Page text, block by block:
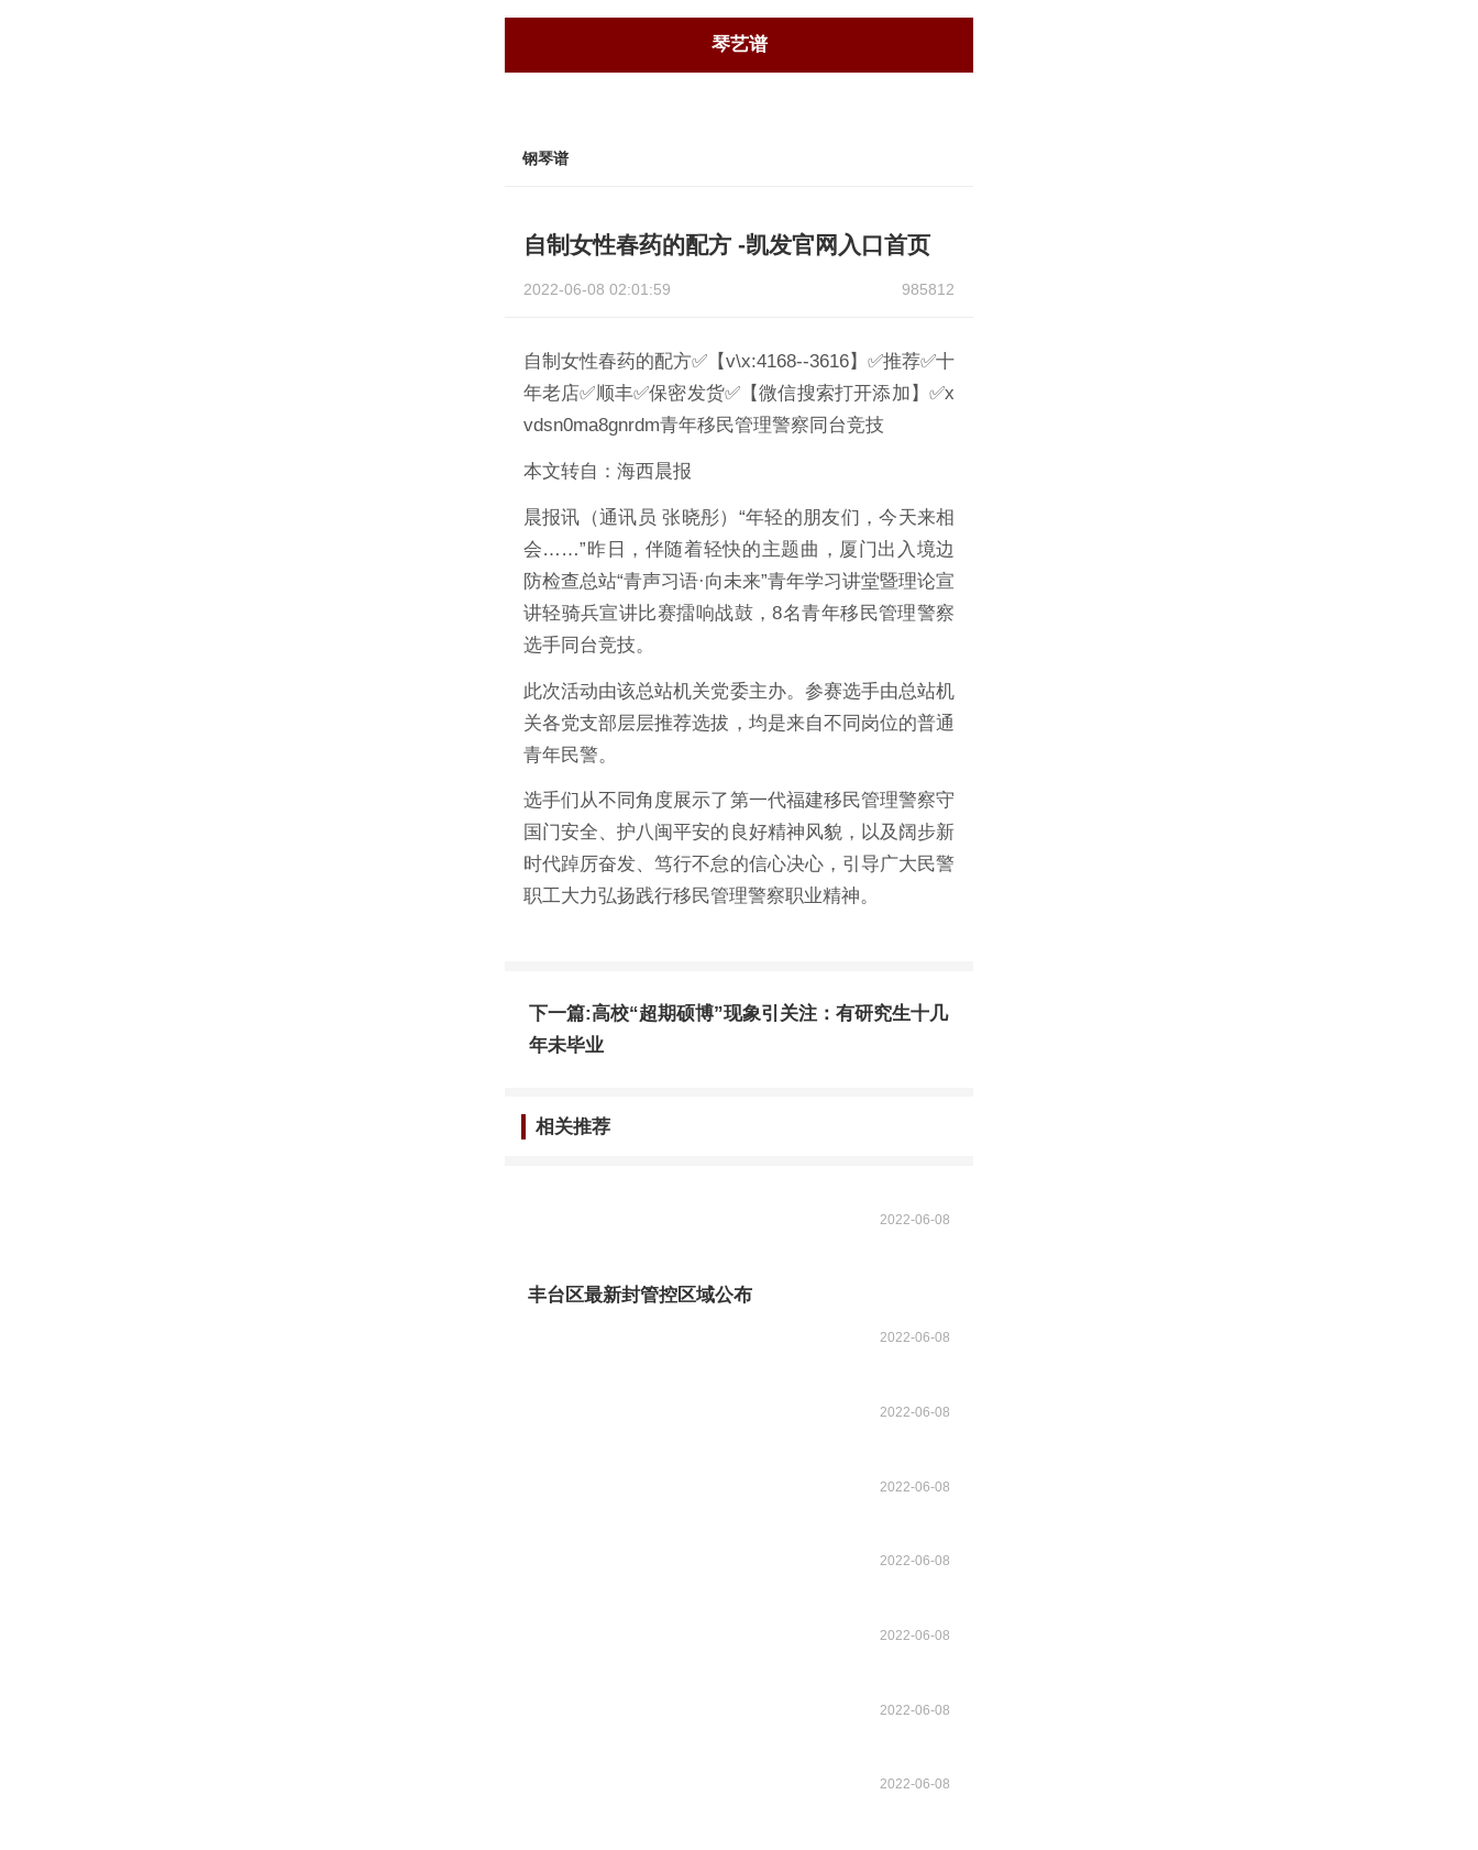
琴艺谱
钢琴谱
自制女性春药的配方 -凯发官网入口首页
2022-06-08 02:01:59 985812
自制女性春药的配方✅【v\x:4168--3616】✅推荐✅十
年老店✅顺丰✅保密发货✅【微信搜索打开添加】✅x
vdsn0ma8gnrdm青年移民管理警察同台竞技
本文转自：海西晨报
晨报讯（通讯员 张晓彤）“年轻的朋友们，今天来相
会……”昨日，伴随着轻快的主题曲，厦门出入境边
防检查总站“青声习语·向未来”青年学习讲堂暨理论宣
讲轻骑兵宣讲比赛擂响战鼓，8名青年移民管理警察
选手同台竞技。
此次活动由该总站机关党委主办。参赛选手由总站机
关各党支部层层推荐选拔，均是来自不同岗位的普通
青年民警。
选手们从不同角度展示了第一代福建移民管理警察守
国门安全、护八闽平安的良好精神风貌，以及阔步新
时代踔厉奋发、笃行不怠的信心决心，引导广大民警
职工大力弘扬践行移民管理警察职业精神。
下一篇:高校“超期硕博”现象引关注：有研究生十几
年未毕业
相关推荐
2022-06-08
丰台区最新封管控区域公布
2022-06-08
2022-06-08
2022-06-08
2022-06-08
2022-06-08
2022-06-08
2022-06-08